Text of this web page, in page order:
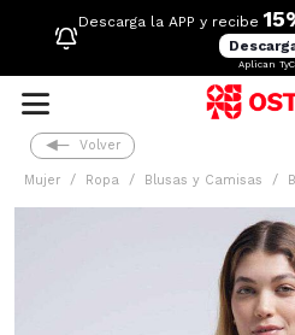
Descarga la APP y recibe
Aplican TyC
Volver
Mujer Ropa Blusas y Camisas